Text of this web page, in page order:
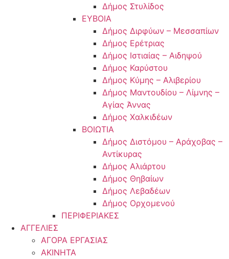
Δήμος Στυλίδος
ΕΥΒΟΙΑ
Δήμος Διρφύων – Μεσσαπίων
Δήμος Ερέτριας
Δήμος Ιστιαίας – Αιδηψού
Δήμος Καρύστου
Δήμος Κύμης – Αλιβερίου
Δήμος Μαντουδίου – Λίμνης –
Αγίας Άννας
Δήμος Χαλκιδέων
ΒΟΙΩΤΙΑ
Δήμος Διστόμου – Αράχοβας –
Αντίκυρας
Δήμος Αλιάρτου
Δήμος Θηβαίων
Δήμος Λεβαδέων
Δήμος Ορχομενού
ΠΕΡΙΦΕΡΙΑΚΕΣ
ΑΓΓΕΛΙΕΣ
ΑΓΟΡΑ ΕΡΓΑΣΙΑΣ
ΑΚΙΝΗΤΑ